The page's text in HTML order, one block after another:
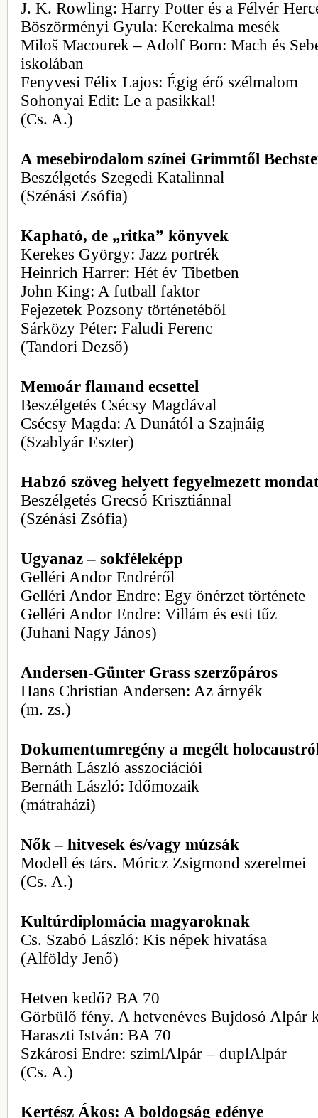
J. K. Rowling: Harry Potter és a Félvér
Böszörményi Gyula: Kerekalma mesék
Miloš Macourek – Adolf Born: Mach és
iskolában
Fenyvesi Félix Lajos: Égig érő szélmalom
Sohonyai Edit: Le a pasikkal!
(Cs. A.)
A mesebirodalom színei Grimmtől
Beszélgetés Szegedi Katalinnal
(Szénási Zsófia)
Kapható, de „ritka” könyvek
Kerekes György: Jazz portrék
Heinrich Harrer: Hét év Tibetben
John King: A futball faktor
Fejezetek Pozsony történetéből
Sárközy Péter: Faludi Ferenc
(Tandori Dezső)
Memoár flamand ecsettel
Beszélgetés Csécsy Magdával
Csécsy Magda: A Dunától a Szajnáig
(Szablyár Eszter)
Habzó szöveg helyett fegyelmezett
Beszélgetés Grecsó Krisztiánnal
(Szénási Zsófia)
Ugyanaz – sokféleképp
Gelléri Andor Endréről
Gelléri Andor Endre: Egy önérzet története
Gelléri Andor Endre: Villám és esti tűz
(Juhani Nagy János)
Andersen-Günter Grass szerzőpáros
Hans Christian Andersen: Az árnyék
(m. zs.)
Dokumentumregény a megélt
Bernáth László asszociációi
Bernáth László: Időmozaik
(mátraházi)
Nők – hitvesek és/vagy múzsák
Modell és társ. Móricz Zsigmond szerelmei
(Cs. A.)
Kultúrdiplomácia magyaroknak
Cs. Szabó László: Kis népek hivatása
(Alföldy Jenő)
Hetven kedő? BA 70
Görbülő fény. A hetvenéves Bujdosó Alpár
Haraszti István: BA 70
Szkárosi Endre: szimlAlpár – duplAlpár
(Cs. A.)
Kertész Ákos: A boldogság edénye